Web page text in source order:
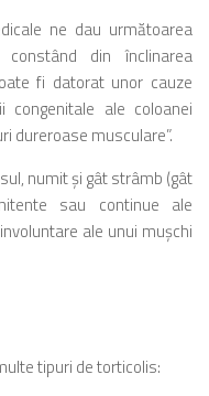
ne dau următoarea
din înclinarea
fi datorat unor cauze
congenitale ale coloanei
dureroase musculare”.
numit şi gât strâmb (gât
sau continue ale
ale unui muşchi
tipuri de torticolis: